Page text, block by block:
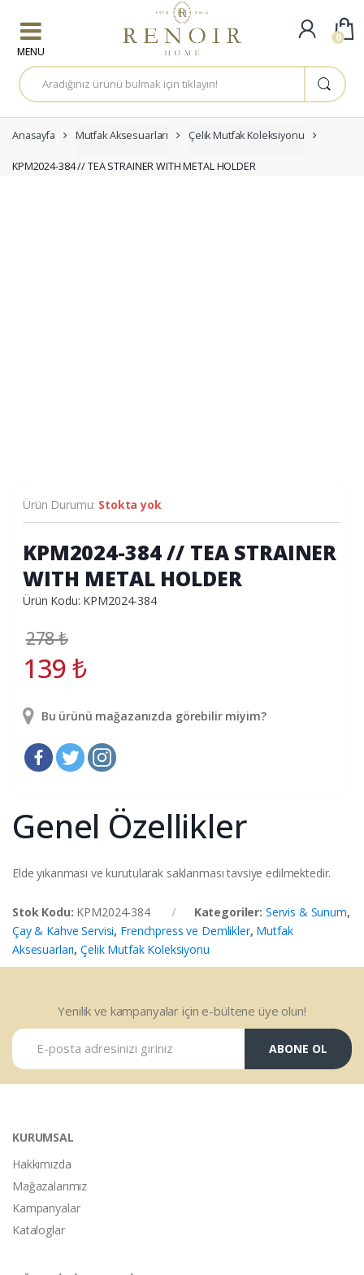
A
r
a
a
:
Anasayfa Mutfak Aksesuarları Çelik Mutfak Koleksiyonu
KPM2024-384 // TEA STRAINER WITH METAL HOLDER
Ürün Durumu: Stokta yok
KPM2024-384 // TEA STRAINER
WITH METAL HOLDER
Ürün Kodu: KPM2024-384
278₺
139₺
Bu ürünü mağazanızda görebilir miyim?
Genel Özellikler
Elde yıkanması ve kurutularak saklanması tavsiye edilmektedir.
Stok Kodu: KPM2024-384 Kategoriler: Servis & Sunum,
Çay & Kahve Servisi, Frenchpress ve Demlikler, Mutfak
Aksesuarları,Çelik Mutfak Koleksiyonu
Yenilik ve kampanyalar için e-bültene üye olun!
ABONE OL
KURUMSAL
Hakkımızda
Mağazalarımız
Kampanyalar
Kataloglar
0